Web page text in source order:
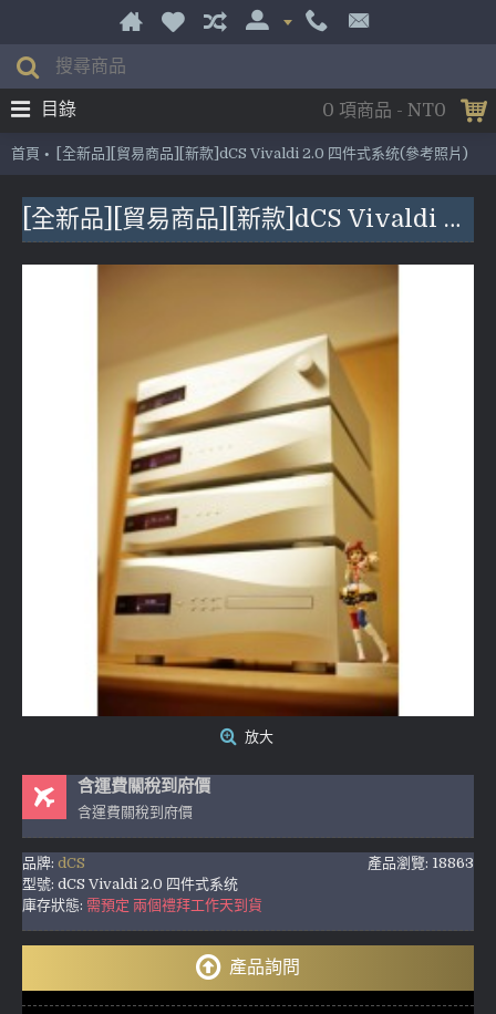
0 項商品 - NT0
目錄
首頁 [全新品][貿易商品][新款]dCS Vivaldi 2.0 四件式系统(參考照片)
[全新品][貿易商品][新款]dCS Vivaldi 2.0 四件式系统(參考照片)
放大
含運費關稅到府價
含運費關稅到府價
產品瀏覽: 18863
品牌: dCS
型號: dCS Vivaldi 2.0 四件式系统
庫存狀態: 需預定 兩個禮拜工作天到貨
產品詢問